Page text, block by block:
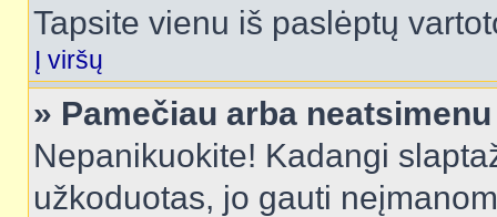
Tapsite vienu iš paslėptų
Į viršų
» Pamečiau arba
Nepanikuokite! Kadangi
užkoduotas, jo gauti